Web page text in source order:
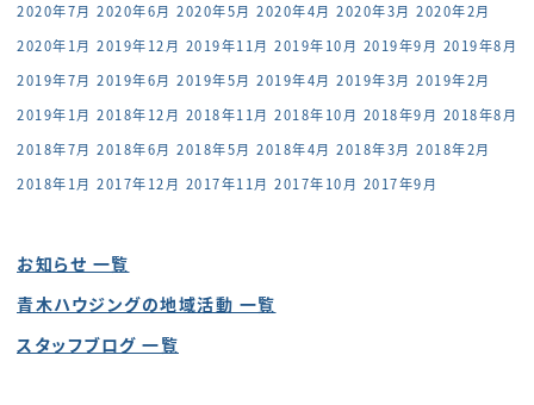
2020年7月 2020年6月 2020年5月 2020年4月 2020年3月 2020年2月
2020年1月 2019年12月 2019年11月 2019年10月 2019年9月 2019年8月
2019年7月 2019年6月 2019年5月 2019年4月 2019年3月 2019年2月
2019年1月 2018年12月 2018年11月 2018年10月 2018年9月 2018年8月
2018年7月 2018年6月 2018年5月 2018年4月 2018年3月 2018年2月
2018年1月 2017年12月 2017年11月 2017年10月 2017年9月
お知らせ 一覧
青木ハウジングの地域活動 一覧
スタッフブログ 一覧